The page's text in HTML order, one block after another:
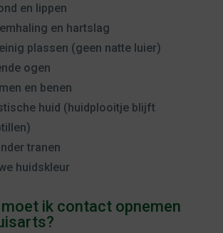
en lippen
en hartslag
plassen (geen natte luier)
ogen
en benen
huid (huidplooitje blijft
tranen
huidskleur
ik contact opnemen